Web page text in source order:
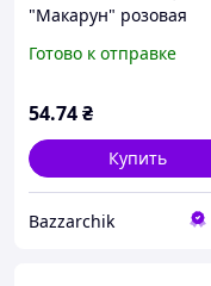
"Макарун" розовая
Готово к отправке
54.74₴
Купить
Bazzarchik